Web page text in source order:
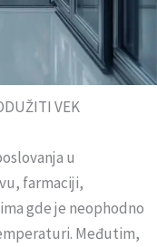
VEK
u
farmaciji,
gde je neophodno
Međutim,